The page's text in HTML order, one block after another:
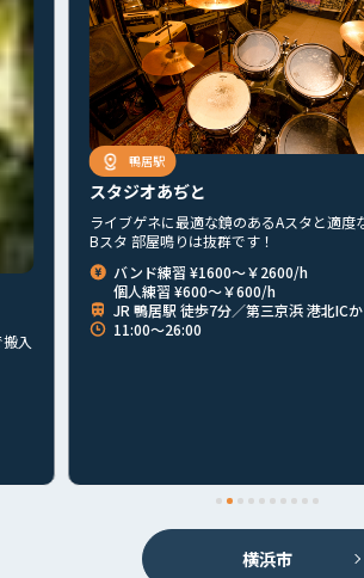
首都圏 北海道 東北 北関東
山陰・山陽
四国 九州 そ
入
鴨居駅
スタジオあぢと
ライブゲネに最適な鏡のあるAスタと適度
Bスタ 部屋鳴りは抜群です！
バンド練習 ¥1600～￥2600/h
個人練習 ¥600～￥600/h
JR 鴨居駅 徒歩7分／第三京浜 港北IC
11:00～26:00
横浜市